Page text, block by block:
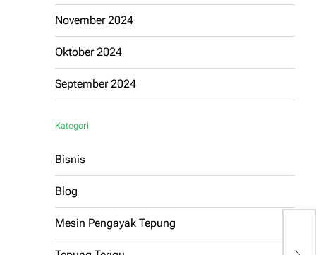
November 2024
Oktober 2024
September 2024
Kategori
Bisnis
Blog
Mesin Pengayak Tepung